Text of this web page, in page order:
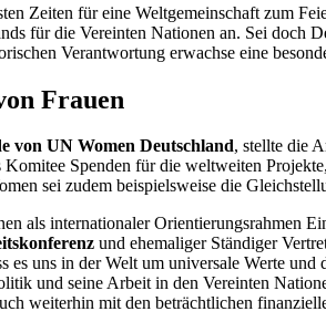
Zeiten für eine Weltgemeinschaft zum
für die Vereinten Nationen an. Sei doch
Verantwortung erwachse eine
Frauen
von UN Women Deutschland, stellte die
Komitee Spenden für die weltweiten
sei zudem beispielsweise die
als internationaler Orientierungsrahmen
und ehemaliger Ständiger
es uns in der Welt um universale Werte
und seine Arbeit in den Vereinten
weiterhin mit den beträchtlichen